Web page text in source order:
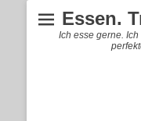
Essen.
Ich esse gerne.